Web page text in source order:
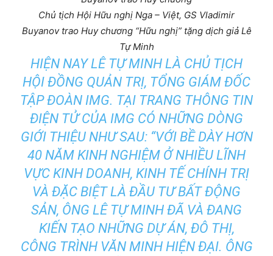
Chủ tịch Hội Hữu nghị Nga – Việt, GS Vladimir
Buyanov trao Huy chương “Hữu nghị” tặng dịch giả Lê
Tự Minh
HIỆN NAY LÊ TỰ MINH LÀ CHỦ TỊCH
HỘI ĐỒNG QUẢN TRỊ, TỔNG GIÁM ĐỐC
TẬP ĐOÀN IMG. TẠI TRANG THÔNG TIN
ĐIỆN TỬ CỦA IMG CÓ NHỮNG DÒNG
GIỚI THIỆU NHƯ SAU: “VỚI BỀ DÀY HƠN
40 NĂM KINH NGHIỆM Ở NHIỀU LĨNH
VỰC KINH DOANH, KINH TẾ CHÍNH TRỊ
VÀ ĐẶC BIỆT LÀ ĐẦU TƯ BẤT ĐỘNG
SẢN, ÔNG LÊ TỰ MINH ĐÃ VÀ ĐANG
KIẾN TẠO NHỮNG DỰ ÁN, ĐÔ THỊ,
CÔNG TRÌNH VĂN MINH HIỆN ĐẠI. ÔNG